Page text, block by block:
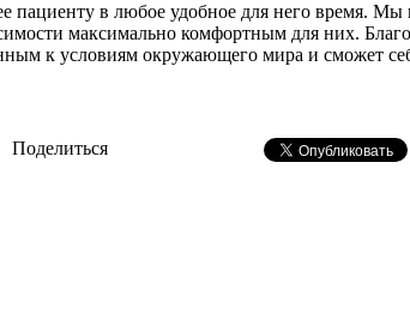
пациенту в любое удобное для него время.
максимально комфортным для них.
к условиям окружающего мира и сможет
Поделиться